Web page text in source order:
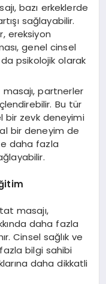
bazı erkeklerde
sağlayabilir.
ereksiyon
genel cinsel
psikolojik olarak
partnerler
Bu tür
bir zevk deneyimi
bir deneyim de
daha fazla
masajı,
daha fazla
Cinsel sağlık ve
bilgi sahibi
daha dikkatli